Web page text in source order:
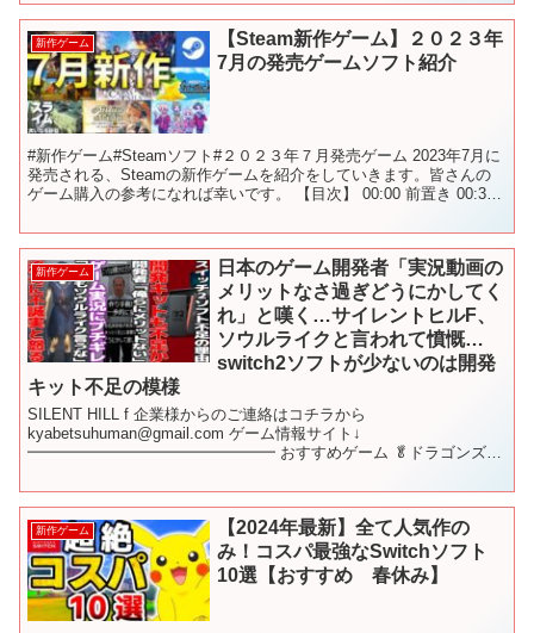
新作ゲーム
【Steam新作ゲーム】２０２３年
7月の発売ゲームソフト紹介
#新作ゲーム#Steamソフト#２０２３年７月発売ゲーム 2023年7月に
発売される、Steamの新作ゲームを紹介をしていきます。皆さんの
ゲーム購入の参考になれば幸いです。 【目次】 00:00 前置き 00:39
新作ゲーム
日本のゲーム開発者「実況動画の
メリットなさ過ぎどうにかしてく
れ」と嘆く…サイレントヒルF、
ソウルライクと言われて憤慨…
switch2ソフトが少ないのは開発
キット不足の模様
SILENT HILL f 企業様からのご連絡はコチラから
kyabetsuhuman@gmail.com ゲーム情報サイト↓
━━━━━━━━━━━━━━━━ おすすめゲーム 🥬ドラゴンズド
新作ゲーム
【2024年最新】全て人気作の
み！コスパ最強なSwitchソフト
10選【おすすめ 春休み】